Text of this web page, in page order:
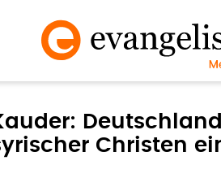
Christen